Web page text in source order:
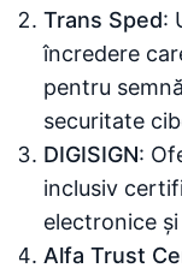
Trans Sped:
încredere
pentru
securitate
DIGISIGN:
inclusiv
electronice
Alfa Trust